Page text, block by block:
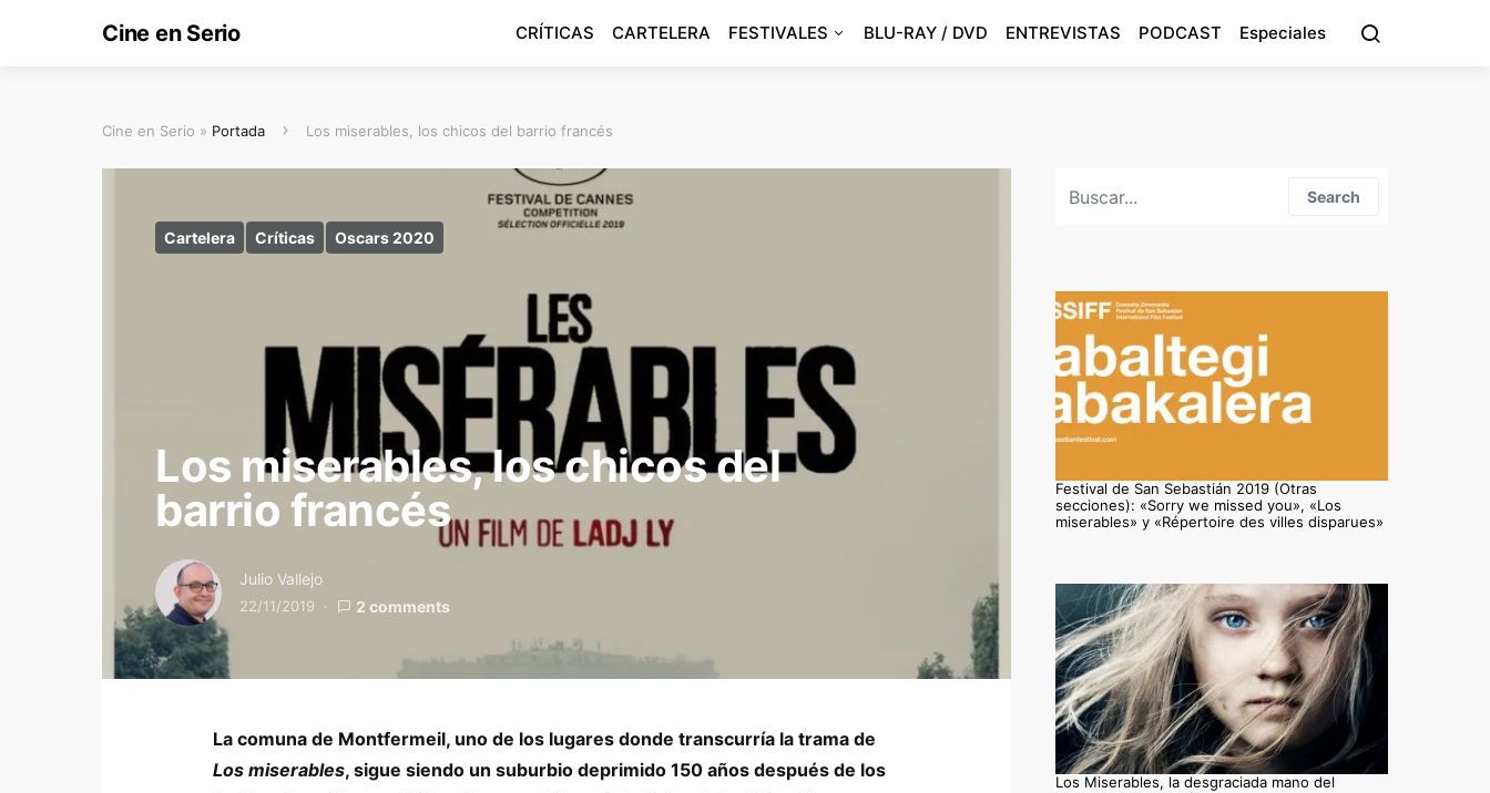
Cine en Serio CRÍTICAS CARTELERA FESTIVALES BLU-RAY / DVD ENTREVISTAS PODCAST Especiales
Cine en Serio » Portada Los miserables, los chicos del barrio francés
Cartelera Críticas Oscars 2020
Los miserables, los chicos del
barrio francés
Julio Vallejo
22/11/2019 2 comments
La comuna de Montfermeil, uno de los lugares donde transcurría la trama de
Los miserables, sigue siendo un suburbio deprimido 150 años después de los
Search
Festival de San Sebastián 2019 (Otras
secciones): «Sorry we missed you», «Los
miserables» y «Répertoire des villes disparues»
Los Miserables, la desgraciada mano del